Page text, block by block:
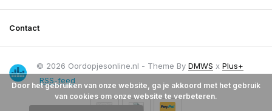
Contact
© 2026 Oordopjesonline.nl - Theme By DMWS x Plus+
RSS-feed
Door het gebruiken van onze website, ga je akkoord met het gebruik
van cookies om onze website te verbeteren.